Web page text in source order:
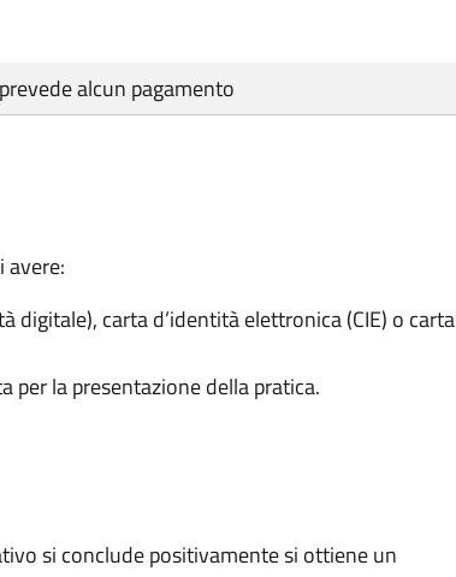
alcun pagamento
avere:
digitale), carta d’identità elettronica (CIE) o carta
la presentazione della pratica.
si conclude positivamente si ottiene un